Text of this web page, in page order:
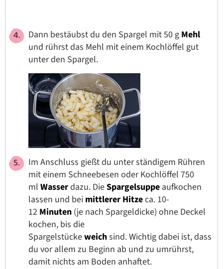
Dann bestäubst du den Spargel mit 50 g Mehl
und rührst das Mehl mit einem Kochlöffel gut
unter den Spargel.
Im Anschluss gießt du unter ständigem Rühren
mit einem Schneebesen oder Kochlöffel 750
ml Wasserdazu. DieSpargelsuppe aufkochen
lassen und bei mittlerer Hitzeca. 10-
12 Minuten (je nach Spargeldicke) ohne Deckel
kochen, bis die
Spargelstückeweichsind. Wichtig dabei ist, dass
du vor allem zu Beginn ab und zu umrührst,
damit nichts am Boden anhaftet.